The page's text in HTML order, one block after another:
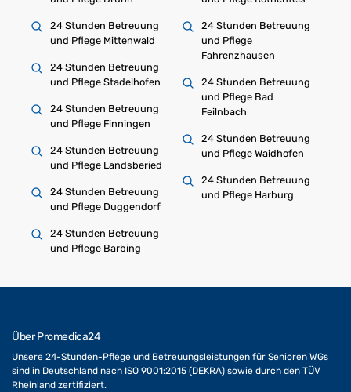
24 Stunden Betreuung
und Pflege Mittenwald
24 Stunden Betreuung
und Pflege Stadelhofen
24 Stunden Betreuung
und Pflege Finningen
24 Stunden Betreuung
und Pflege Landsberied
24 Stunden Betreuung
und Pflege Duggendorf
24 Stunden Betreuung
und Pflege Barbing
24 Stunden Betreuung
und Pflege
Fahrenzhausen
24 Stunden Betreuung
und Pflege Bad
Feilnbach
24 Stunden Betreuung
und Pflege Waidhofen
24 Stunden Betreuung
und Pflege Harburg
Über Promedica24
Unsere 24-Stunden-Pflege und Betreuungsleistungen für Senioren WGs
sind in Deutschland nach ISO 9001:2015 (DEKRA) sowie durch den TÜV
Rheinland zertifiziert.